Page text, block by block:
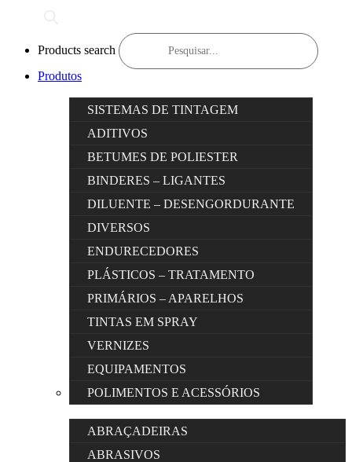
Products search
Produtos
SISTEMAS DE TINTAGEM
ADITIVOS
BETUMES DE POLIESTER
BINDERES – LIGANTES
DILUENTE – DESENGORDURANTE
DIVERSOS
ENDURECEDORES
PLÁSTICOS – TRATAMENTO
PRIMÁRIOS – APARELHOS
TINTAS EM SPRAY
VERNIZES
EQUIPAMENTOS
POLIMENTOS E ACESSÓRIOS
ABRAÇADEIRAS
ABRASIVOS